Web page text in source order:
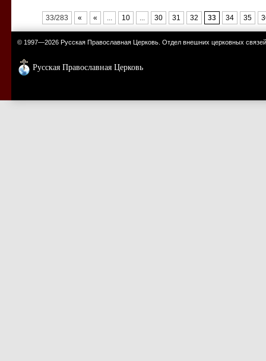
33/283 « « ... 10 ... 30 31 32 33 34 35
© 1997—2026 Русская Православная Церковь. Отдел внешних церковных связей
Русская Православная Церковь